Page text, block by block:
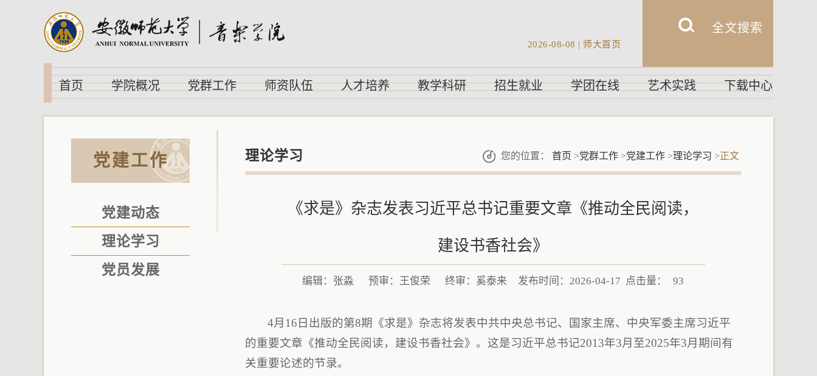
2026-08-08 | 师大首页
首页 学院概况 党群工作 师资队伍 人才培养 教学科研 招生就业 学团在线 艺术实践 下载中心
党建工作
党建动态
理论学习
党员发展
理论学习 您的位置： 首页 >党群工作 >党建工作 >理论学习 >正文
《求是》杂志发表习近平总书记重要文章《推动全民阅读，
建设书香社会》
编辑：张淼 预审：王俊荣 终审：奚泰来 发布时间：2026-04-17 点击量： 93
4月16日出版的第8期《求是》杂志将发表中共中央总书记、国家主席、中央军委主席习近平
的重要文章《推动全民阅读，建设书香社会》。这是习近平总书记2013年3月至2025年3月期间有
关重要论述的节录。